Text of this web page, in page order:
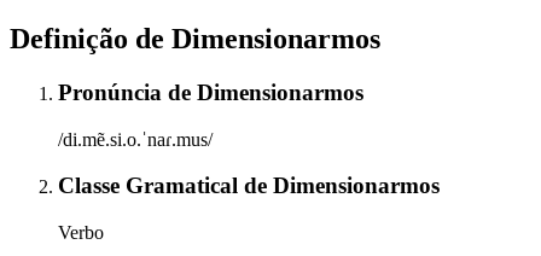
Definição de Dimensionarmos
Pronúncia de Dimensionarmos
/di.mẽ.si.o.ˈnaɾ.mus/
Classe Gramatical de Dimensionarmos
Verbo